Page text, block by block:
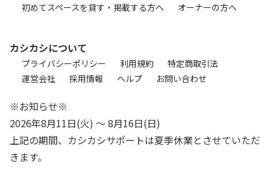
初めてスペースを貸す・掲載する方へ オーナーの方へ
カシカシについて
プライバシーポリシー 利用規約
特定商取引法
運営会社
採用情報 ヘルプ お問い合わせ
※お知らせ※
2026年8月11日(火) 〜 8月16日(日)
上記の期間、カシカシサポートは夏季休業とさせていただ
きます。